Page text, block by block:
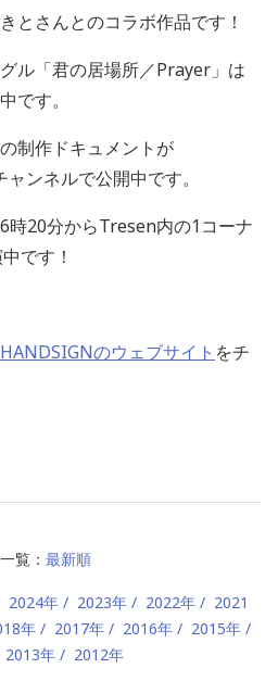
とさんとのコラボ作品です！
ル「君の居場所／Prayer 」は
です。
制作ドキュメントが
ンネルで公開中です。
6時20分からTresen内の1コーナ
です！
HANDSIGNのウェブサイト をチ
覧： 最新順
2024年 2023年 2022年
2021
年 2017年 2016年
2015年
2013年 2012年